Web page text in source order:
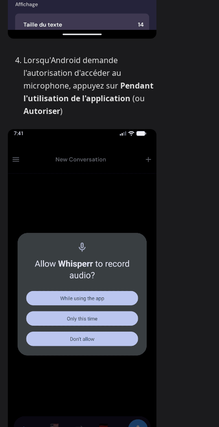
Lorsqu'Android demande
l'autorisation d'accéder au
microphone, appuyez sur Pendant
l'utilisation de l'application (ou
Autoriser)